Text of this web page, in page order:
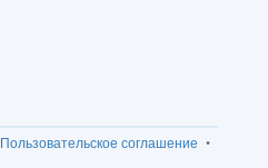
Пользовательское соглашение